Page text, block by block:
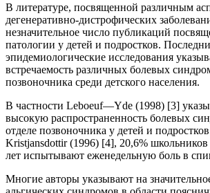
В литературе, посвященной различным
дегенеративно-дистрофических
незначительное число публикаций
патологии у детей и подростков.
эпидемиологические исследования
встречаемость различных болевых
позвоночника среди детского населения.
В частности Leboеuf—Yde (1998) [3]
высокую распространенность болевых
отделе позвоночника у детей и
Kristjansdottir (1996) [4], 20,6% школьников
лет испытывают еженедельную боль в
Многие авторы указывают на